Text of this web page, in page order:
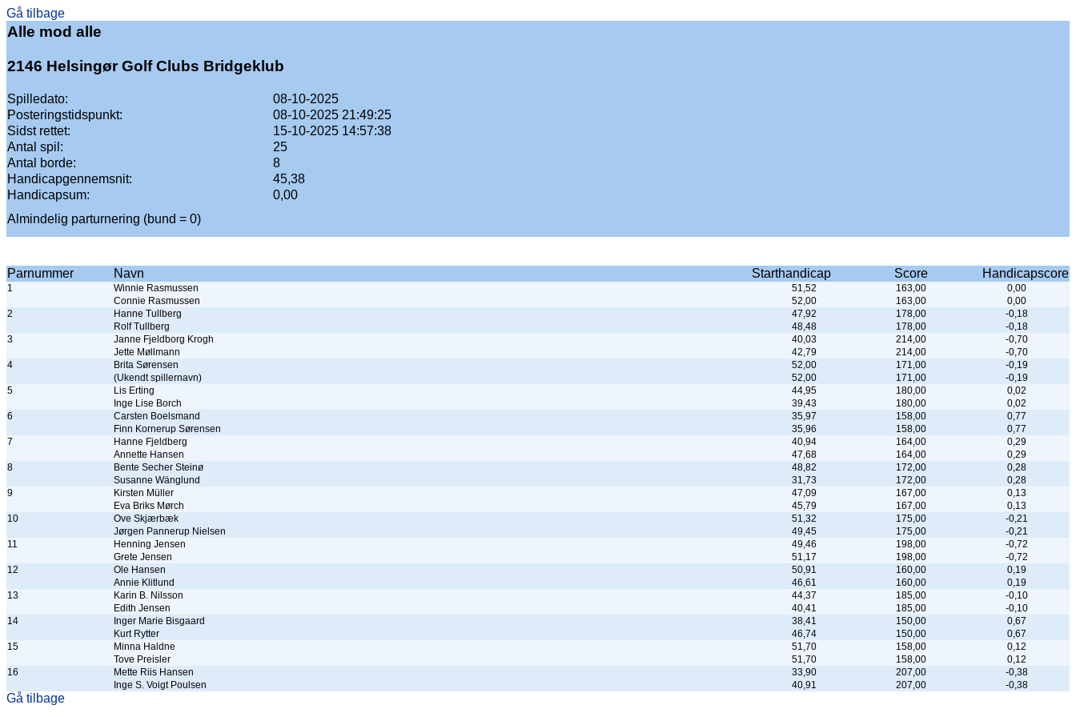
Gå tilbage
Alle mod alle
2146 Helsingør Golf Clubs Bridgeklub
Spilledato:
08-10-2025
Posteringstidspunkt:
08-10-2025 21:49:25
Sidst rettet:
15-10-2025 14:57:38
Antal spil:
25
Antal borde:
8
Handicapgennemsnit:
45,38
Handicapsum:
0,00
Almindelig parturnering (bund = 0)
Parnummer Navn Starthandicap Score Handicapscore
1 Winnie Rasmussen 51,52 163,00
0,00
Connie Rasmussen
52,00 163,00
0,00
2
Hanne Tullberg 47,92 178,00
-0,18
Rolf Tullberg
48,48 178,00
-0,18
3
Janne Fjeldborg Krogh 40,03 214,00
-0,70
Jette Møllmann
42,79 214,00
-0,70
4
Brita Sørensen 52,00 171,00
-0,19
(Ukendt spillernavn)
52,00 171,00
-0,19
5
Lis Erting 44,95 180,00
0,02
Inge Lise Borch
39,43 180,00
0,02
6
Carsten Boelsmand 35,97 158,00
0,77
Finn Kornerup Sørensen
35,96 158,00
0,77
7
Hanne Fjeldberg 40,94 164,00
0,29
Annette Hansen
47,68 164,00
0,29
8
Bente Secher Steinø 48,82 172,00
0,28
Susanne Wänglund
31,73 172,00
0,28
9
Kirsten Müller 47,09 167,00
0,13
Eva Briks Mørch
45,79 167,00
0,13
10
Ove Skjærbæk 51,32 175,00
-0,21
Jørgen Pannerup Nielsen
49,45 175,00
-0,21
11
Henning Jensen 49,46 198,00
-0,72
Grete Jensen
51,17 198,00
-0,72
12
Ole Hansen 50,91 160,00
0,19
Annie Klitlund
46,61 160,00
0,19
13
Karin B. Nilsson 44,37 185,00
-0,10
Edith Jensen
40,41 185,00
-0,10
14
Inger Marie Bisgaard 38,41 150,00
0,67
Kurt Rytter
46,74 150,00
0,67
15
Minna Haldne 51,70 158,00
0,12
Tove Preisler
51,70 158,00
0,12
16
Mette Riis Hansen 33,90 207,00
-0,38
Inge S. Voigt Poulsen
40,91 207,00 -0,38
Gå tilbage